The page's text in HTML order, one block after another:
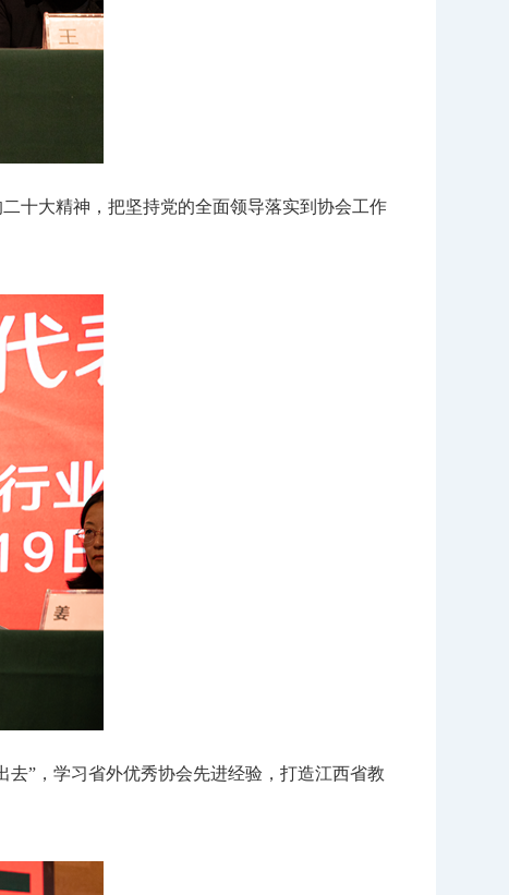
十大精神，把坚持党的全面领导落实到协会工作
”，学习省外优秀协会先进经验，打造江西省教